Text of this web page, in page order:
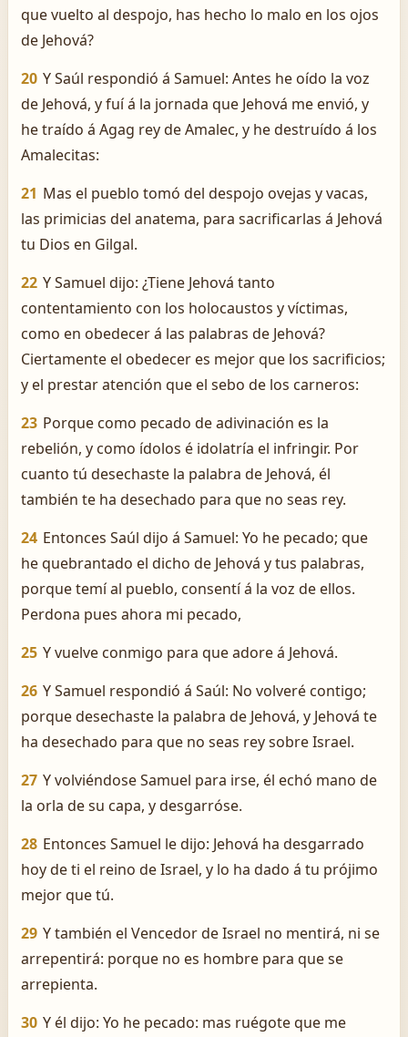
que vuelto al despojo, has hecho lo malo en los ojos
de Jehová?
20 Y Saúl respondió á Samuel: Antes he oído la voz
de Jehová, y fuí á la jornada que Jehová me envió, y
he traído á Agag rey de Amalec, y he destruído á los
Amalecitas:
21 Mas el pueblo tomó del despojo ovejas y vacas,
las primicias del anatema, para sacrificarlas á Jehová
tu Dios en Gilgal.
22 Y Samuel dijo: ¿Tiene Jehová tanto
contentamiento con los holocaustos y víctimas,
como en obedecer á las palabras de Jehová?
Ciertamente el obedecer es mejor que los sacrificios;
y el prestar atención que el sebo de los carneros:
23 Porque como pecado de adivinación es la
rebelión, y como ídolos é idolatría el infringir. Por
cuanto tú desechaste la palabra de Jehová, él
también te ha desechado para que no seas rey.
24 Entonces Saúl dijo á Samuel: Yo he pecado; que
he quebrantado el dicho de Jehová y tus palabras,
porque temí al pueblo, consentí á la voz de ellos.
Perdona pues ahora mi pecado,
25 Y vuelve conmigo para que adore á Jehová.
26 Y Samuel respondió á Saúl: No volveré contigo;
porque desechaste la palabra de Jehová, y Jehová te
ha desechado para que no seas rey sobre Israel.
27 Y volviéndose Samuel para irse, él echó mano de
la orla de su capa, y desgarróse.
28 Entonces Samuel le dijo: Jehová ha desgarrado
hoy de ti el reino de Israel, y lo ha dado á tu prójimo
mejor que tú.
29 Y también el Vencedor de Israel no mentirá, ni se
arrepentirá: porque no es hombre para que se
arrepienta.
30 Y él dijo: Yo he pecado: mas ruégote que me